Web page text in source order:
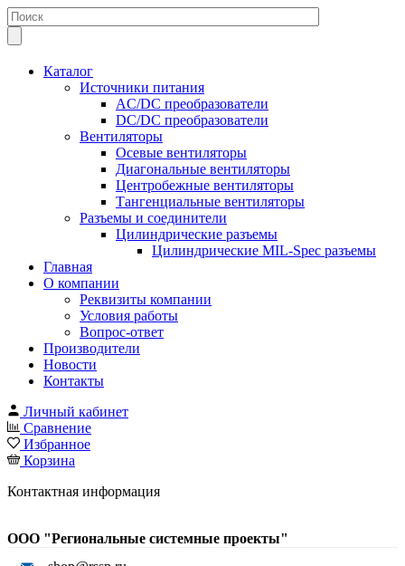
Каталог
Источники питания
AC/DC преобразователи
DC/DC преобразователи
Вентиляторы
Осевые вентиляторы
Диагональные вентиляторы
Центробежные вентиляторы
Тангенциальные вентиляторы
Разъемы и соединители
Цилиндрические разъемы
Цилиндрические MIL-Spec разъемы
Главная
О компании
Реквизиты компании
Условия работы
Вопрос-ответ
Производители
Новости
Контакты
Личный кабинет
Сравнение
Избранное
Корзина
Контактная информация
ООО "Региональные системные проекты"